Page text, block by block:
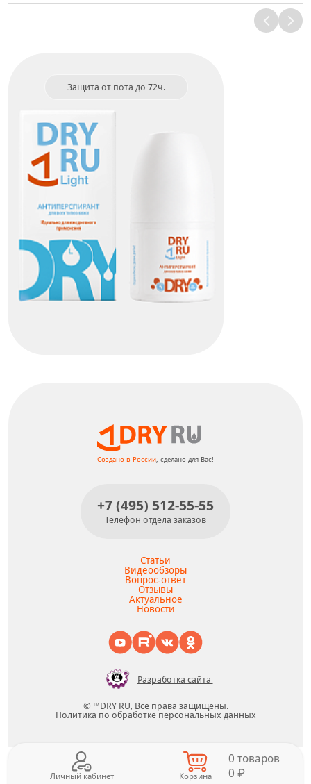
Личный кабинет Корзина
0 товаров
0 ₽
Защита от пота до 72ч.
Создано в России , сделано для Вас!
Статьи
Видеообзоры
Вопрос-ответ
Отзывы
Актуальное
Новости
+7 (495) 512-55-55
Телефон отдела заказов
© ™DRY RU, Все права защищены.
Политика по обработке персональных данных
Разработка сайта